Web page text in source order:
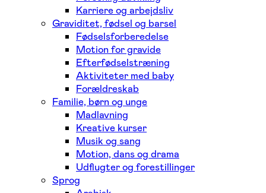
Karriere og arbejdsliv
Graviditet, fødsel og barsel
Fødselsforberedelse
Motion for gravide
Efterfødselstræning
Aktiviteter med baby
Forældreskab
Familie, børn og unge
Madlavning
Kreative kurser
Musik og sang
Motion, dans og drama
Udflugter og forestillinger
Sprog